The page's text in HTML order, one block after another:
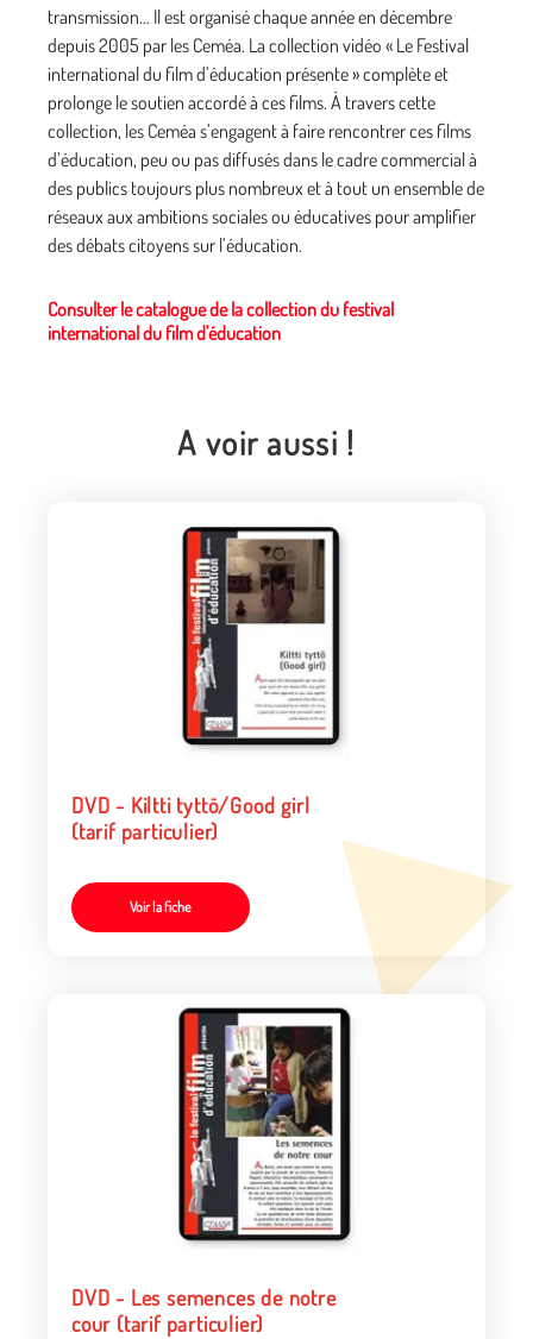
transmission… Il est organisé chaque année en décembre
depuis 2005 par les Ceméa. La collection vidéo « Le Festival
international du film d’éducation présente » complète et
prolonge le soutien accordé à ces films. À travers cette
collection, les Ceméa s’engagent à faire rencontrer ces films
d’éducation, peu ou pas diffusés dans le cadre commercial à
des publics toujours plus nombreux et à tout un ensemble de
réseaux aux ambitions sociales ou éducatives pour amplifier
des débats citoyens sur l’éducation.
Consulter le catalogue de la collection du festival
international du film d'éducation
A voir aussi !
DVD - Kiltti tyttö/Good girl
(tarif particulier)
Voir la fiche
DVD - Les semences de notre
cour (tarif particulier)